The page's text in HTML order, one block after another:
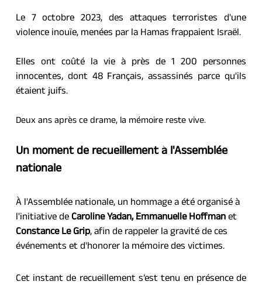
Le 7 octobre 2023, des attaques terroristes d'une
violence inouïe, menées par la Hamas frappaient Israël.
Elles ont coûté la vie à près de 1 200 personnes
innocentes, dont 48 Français, assassinés parce qu'ils
étaient juifs.
Deux ans après ce drame, la mémoire reste vive.
Un moment de recueillement à l'Assemblée
nationale
À l'Assemblée nationale, un hommage a été organisé à
l'initiative de Caroline Yadan,Emmanuelle Hoffman
et
Constance Le Grip, afin de rappeler la gravité de ces
événements et d'honorer la mémoire des victimes.